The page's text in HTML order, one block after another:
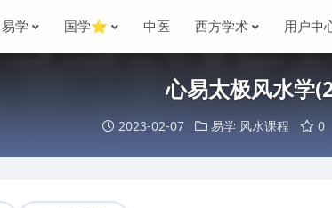
易学 国学⭐ 中医 西方学术 用户
心易太极风水学
2023-02-07 易学 风水课程 0